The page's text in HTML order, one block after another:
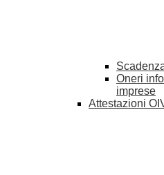
Oneri
imprese
Attestazioni